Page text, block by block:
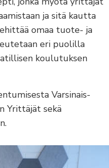
ja sitä kautta
omaa tuote- ja
eri puolilla
koulutuksen
Varsinais-
Yrittäjät sekä